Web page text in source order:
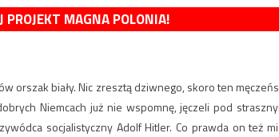
PROJEKT MAGNA POLONIA!
orszak biały. Nic zresztą dziwnego, skoro ten
Niemcach już nie wspomnę, jęczeli pod
socjalistyczny Adolf Hitler. Co prawda on też